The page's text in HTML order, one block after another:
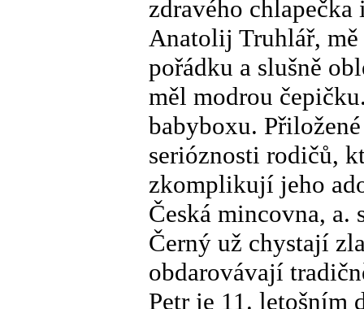
zdravého
Anatolij Truhlář,
pořádku a slušně
měl modrou
babyboxu.
serióznosti rodičů,
zkomplikují jeho
Česká mincovna, a.
Černý už chystají
obdarovávají
Petr je 11. letošním